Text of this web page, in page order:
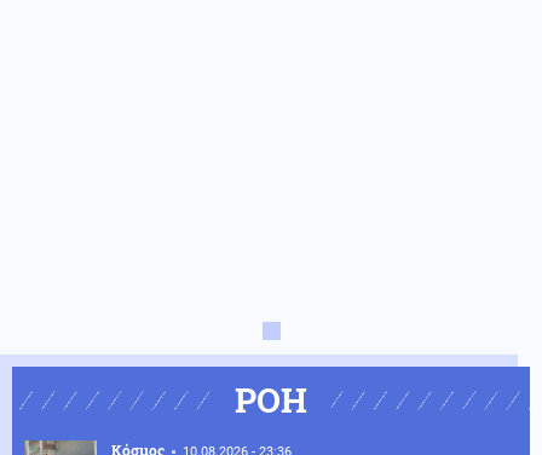
ΡΟΗ
Κόσμος 10.08.2026 - 23:36